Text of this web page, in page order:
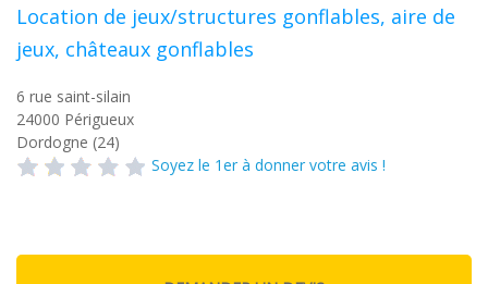
Location de jeux/structures gonflables, aire de
jeux, châteaux gonflables
6 rue saint-silain
24000 Périgueux
Dordogne (24)
Soyez le 1er à donner votre avis !